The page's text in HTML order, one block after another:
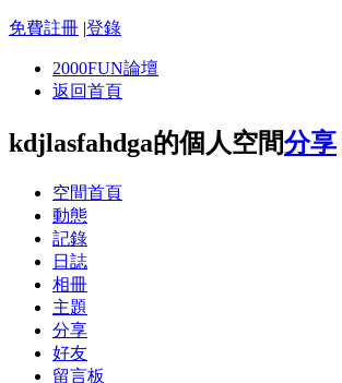
免費註冊 |登錄
2000FUN論壇
返回首頁
kdjlasfahdga的個人空間分享
空間首頁
動態
記錄
日誌
相冊
主題
分享
好友
留言板